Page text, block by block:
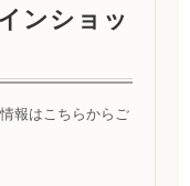
ンショッ
報はこちらからご